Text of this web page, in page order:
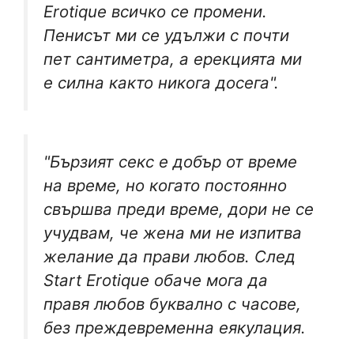
Erotique всичко се промени.
Пенисът ми се удължи с почти
пет сантиметра, а ерекцията ми
е силна както никога досега".
"Бързият секс е добър от време
на време, но когато постоянно
свършва преди време, дори не се
учудвам, че жена ми не изпитва
желание да прави любов. След
Start Erotique обаче мога да
правя любов буквално с часове,
без преждевременна еякулация.